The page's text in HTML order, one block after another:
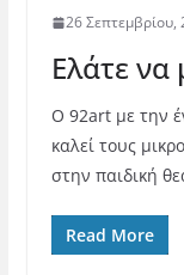
26 Σεπτεμβρίου,
Ελάτε
Ο 92art με την
καλεί τους
στην παιδική
Read More